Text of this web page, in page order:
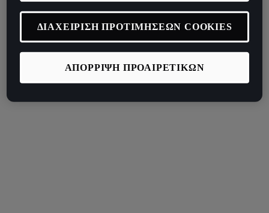
ΑΠΟΡΡΙΨΗ ΠΡΟΑΙΡΕΤΙΚΩΝ
ΔΙΑΧΕΙΡΙΣΗ ΠΡΟΤΙΜΗΣΕΩΝ COOKIES